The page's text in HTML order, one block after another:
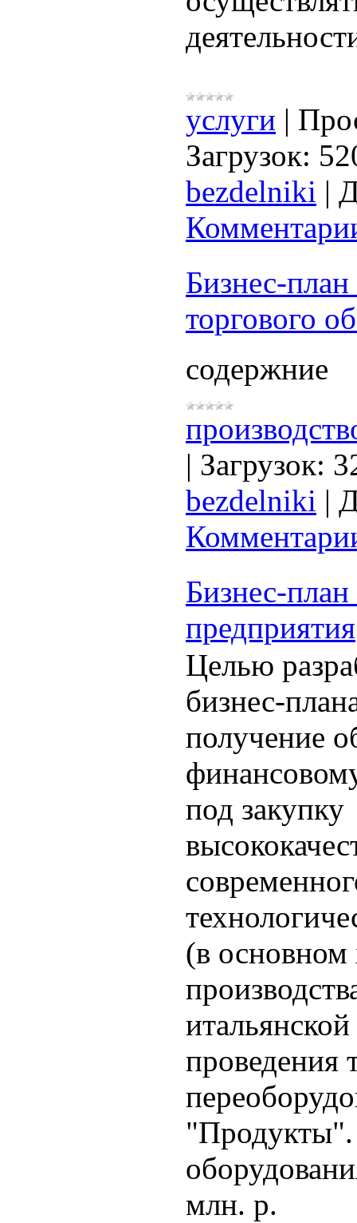
услуги |
Загрузок:
bezdelniki |
Бизнес-план
торгового
содержние
| Загрузок:
bezdelniki |
Бизнес-план
предприятия
Целью
бизнес-
получение
под закупку
(в основном
проведения
млн. р.